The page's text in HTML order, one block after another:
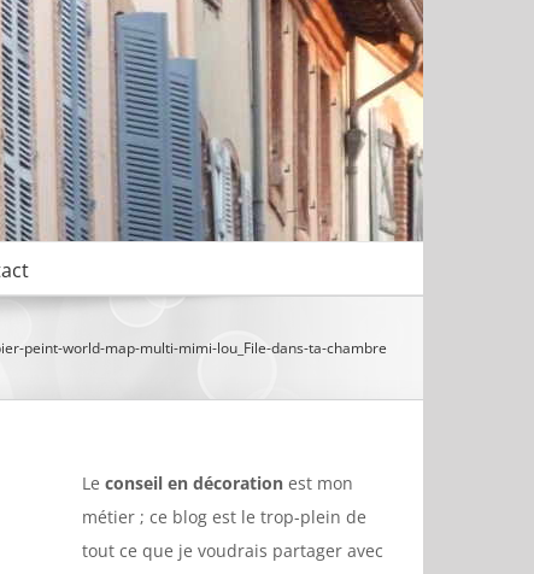
peint-world-map-multi-mimi-lou_File-dans-ta-chambre
Le conseil en décoration est mon
métier ; ce blog est le trop-plein de
tout ce que je voudrais partager avec